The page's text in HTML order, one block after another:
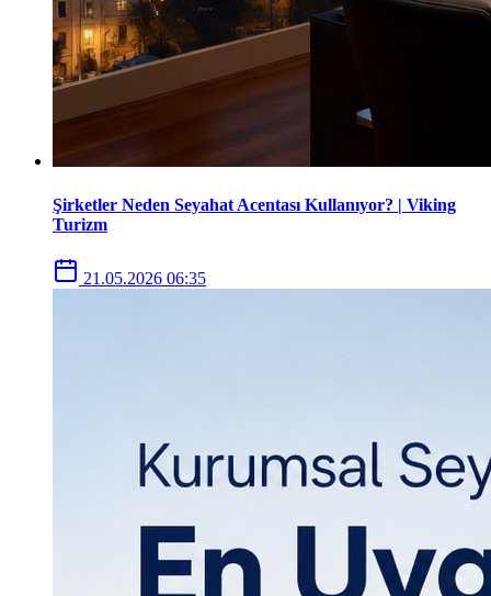
Şirketler Neden Seyahat Acentası Kullanıyor? | Viking
Turizm
21.05.2026 06:35